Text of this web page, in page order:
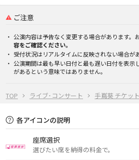
TOP ライブ･コンサート 手嶌葵 チケット
ご注意
公演内容は予告なく変更する場合があります。
容をご確認ください。
受付状況はリアルタイムに反映されない場合が
公演期間は最も早い日付と最も遅い日付を表示
があるという意味ではありません。
各アイコンの説明
座席選択
選びたい席を納得の料金で。